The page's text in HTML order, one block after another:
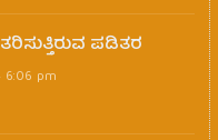
ಪಡಿತರ
6:06 pm